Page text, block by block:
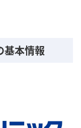
基本情報